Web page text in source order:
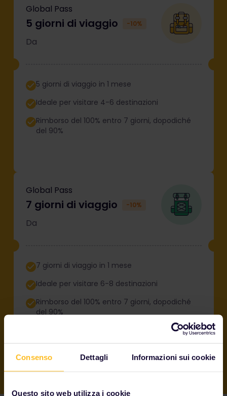
Consenso Dettagli Informazioni sui cookie
Questo sito web utilizza i cookie
Global Pass
5 giorni di viaggio -10%
Da
5 giorni di viaggio in 1 mese
Ideale per visitare 4-6 destinazioni
Rimborso del 100% entro 7 giorni, dopodiché
del 90%
Global Pass
7 giorni di viaggio -10%
Da
7 giorni di viaggio in 1 mese
Ideale per visitare 6-8 destinazioni
Rimborso del 100% entro 7 giorni, dopodiché
del 90%